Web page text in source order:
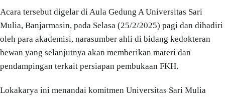
Acara tersebut digelar di Aula Gedung A Universitas Sari
Mulia, Banjarmasin, pada Selasa (25/2/2025) pagi dan dihadiri
oleh para akademisi, narasumber ahli di bidang kedokteran
hewan yang selanjutnya akan memberikan materi dan
pendampingan terkait persiapan pembukaan FKH.
Lokakarya ini menandai komitmen Universitas Sari Mulia